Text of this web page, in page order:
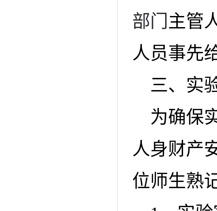
部门 主管
人员事先
三、实
为确保
人身财产
位师生熟